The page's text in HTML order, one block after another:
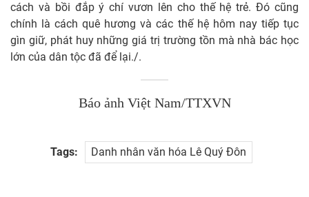
cách và bồi đắp ý chí vươn lên cho thế hệ trẻ. Đó cũng
chính là cách quê hương và các thế hệ hôm nay tiếp tục
gìn giữ, phát huy những giá trị trường tồn mà nhà bác học
lớn của dân tộc đã để lại./.
Báo ảnh Việt Nam/TTXVN
Tags: Danh nhân văn hóa Lê Quý Đôn